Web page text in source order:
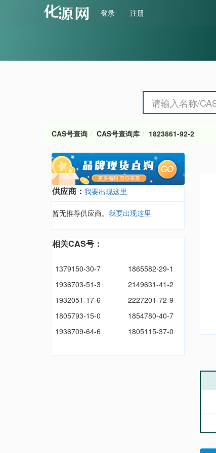
登录 注册
CAS号查询 CAS号查询库 1823861-92-2
供应商： 我要出现这里
暂无推荐供应商。 我要出现这里
相关CAS号：
1379150-30-7
1865582-29-1
1936703-51-3
2149631-41-2
1932051-17-6
2227201-72-9
1805793-15-0
1854780-40-7
1936709-64-6
1805115-37-0